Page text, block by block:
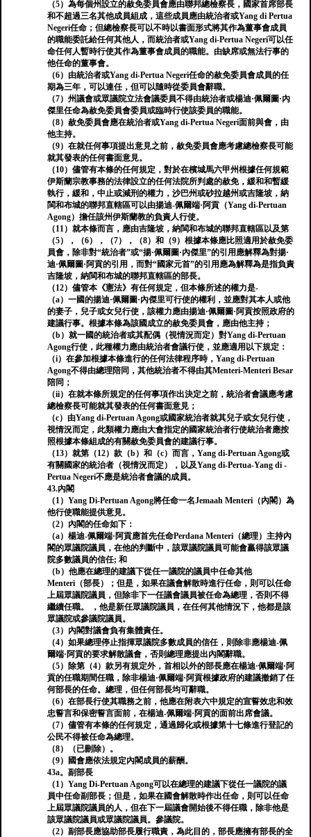
（5）為每個州設立的赦免委員會應由聯邦總檢察長，國家首席部長
和不超過三名其他成員組成，這些成員應由統治者或Yang di Pertua
Negeri任命；但總檢察長可以不時以書面形式將其作為董事會成員
的職能委託給任何其他人，而統治者或Yang di-Pertua Negeri可以任
命任何人暫時行使其作為董事會成員的職能。由缺席或無法行事的
他任命的董事會。
（6）由統治者或Yang di-Pertua Negeri任命的赦免委員會成員的任
期為三年，可以連任，但可以隨時從委員會辭職。
（7）州議會或眾議院立法會議委員不得由統治者或楊迪·佩爾圖·內
傑里任命為赦免委員會委員或臨時行使該委員的職能。
（8）赦免委員會應在統治者或Yang di-Pertua Negeri面前與會，由
他主持。
（9）在就任何事項提出意見之前，赦免委員會應考慮總檢察長可能
就其發表的任何書面意見。
（10）儘管有本條的任何規定，對於在檳城馬六甲州根據任何規範
伊斯蘭宗教事務的法律設立的任何法院所判處的赦免，緩和和暫緩
執行，緩和，中止或減刑的權力，沙巴州或砂拉越州或吉隆坡，納
閩和布城的聯邦直轄區可以由揚迪-佩爾端·阿貢（Yang di-Pertuan
Agong）擔任該州伊斯蘭教的負責人行使。
（11）就本條而言，應由吉隆坡，納閩和布城的聯邦直轄區以及第
（5），（6），（7），（8）和（9）根據本條應比照適用於赦免委
員會，除非對“統治者”或“揚·佩爾圖·內傑里”的引用應解釋為對揚·
迪·佩爾圖·阿貢的引用，而對“國家元首”的引用應為解釋為是指負責
吉隆坡，納閩和布城的聯邦直轄區的部長。
（12）儘管本《憲法》有任何規定，但本條所述的權力是-
（a）一國的揚迪·佩爾圖·內傑里可行使的權利，並應對其本人或他
的妻子，兒子或女兒行使，該權力應由揚迪·佩爾圖·阿貢按照政府的
建議行事。根據本條為該國成立的赦免委員會，應由他主持；
（b）就一國的統治者或其配偶（視情況而定）對Yang di-Pertuan
Agong行使，此種權力應由統治者會議行使，並應適用以下規定：
（i）在參加根據本條進行的任何法律程序時，Yang di-Pertuan
Agong不得由總理陪同，其他統治者不得由其Menteri-Menteri Besar
陪同；
（ii）在就本條所規定的任何事項作出決定之前，統治者會議應考慮
總檢察長可能就其發表的任何書面意見；
（c）由Yang di-Pertuan Agong或國家統治者就其兒子或女兒行使，
視情況而定，此類權力應由大會指定的國家統治者行使統治者應按
照根據本條組成的有關赦免委員會的建議行事。
（13）就第（12）款（b）和（c）而言，Yang di-Pertuan Agong或
有關國家的統治者（視情況而定），以及Yang di-Pertua-Yang di -
Pertua Negeri不應是統治者會議的成員。
43.內閣
（1）Yang Di-Pertuan Agong將任命一名Jemaah Menteri（內閣）為
他行使職能提供意見。
（2）內閣的任命如下：
（a）楊迪-佩爾端·阿貢應首先任命Perdana Menteri（總理）主持內
閣的眾議院議員，在他的判斷中，該眾議院議員可能會贏得該眾議
院多數議員的信任; 和
（b）他應在總理的建議下從任一議院的議員中任命其他
Menteri（部長）；但是，如果在議會解散時進行任命，則可以任命
上屆眾議院議員，但除非下一任議會議員被任命為總理，否則不得
繼續任職。 ，他是新任眾議院議員，在任何其他情況下，他都是該
眾議院或參議院議員。
（3）內閣對議會負有集體責任。
（4）如果總理停止指揮眾議院多數成員的信任，則除非應楊迪-佩
爾端·阿貢的要求解散議會，否則總理應提出內閣辭職。
（5）除第（4）款另有規定外，首相以外的部長應在楊迪·佩爾端·阿
貢的任職期間任職，除非楊迪·佩爾端·阿貢根據政府的建議撤銷了任
何部長的任命。總理，但任何部長均可辭職。
（6）在部長行使其職務之前，他應在附表六中規定的宣誓效忠和效
忠誓言和保密誓言面前，在楊迪-佩爾端·阿貢的面前出席會議。
（7）儘管有本條的任何規定，通過歸化或根據第十七條進行登記的
公民不得被任命為總理。
（8）（已刪除）。
（9）國會應依法規定內閣成員的薪酬。
43a。副部長
（1）Yang Di-Pertuan Agong可以在總理的建議下從任一議院的議
員中任命副部長；但是，如果在國會解散時作出任命，則可以任命
上屆眾議院議員的人，但在下一屆議會開始後不得任職，除非他是
該眾議院議員或眾議院議員。參議院。
（2）副部長應協助部長履行職責，為此目的，部長應擁有部長的全